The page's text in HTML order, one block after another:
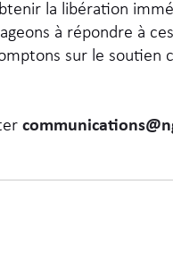
la libération
à répondre à
sur le soutien